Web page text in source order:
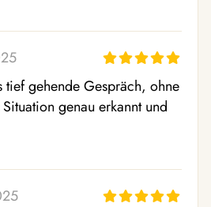
tief gehende Gespräch, ohne
genau erkannt und